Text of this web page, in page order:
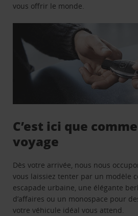
vous offrir le monde.
C’est ici que
voyage
Dès votre arrivée, nous nous
vous laissiez tenter par un modèle
escapade urbaine, une élégante
d’affaires ou un monospace pour
votre véhicule idéal vous attend.